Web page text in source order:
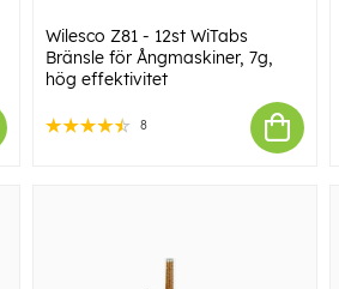
Wilesco Z81 - 12st WiTabs
Bränsle för Ångmaskiner, 7g,
hög effektivitet
8